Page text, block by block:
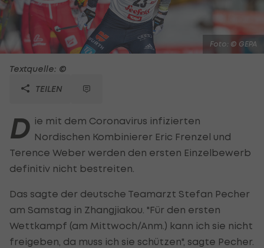
Foto: © GEPA
Textquelle: ©
TEILEN
D ie mit dem Coronavirus infizierten
Nordischen Kombinierer Eric Frenzel und
Terence Weber werden den ersten Einzelbewerb
definitiv nicht bestreiten.
Das sagte der deutsche Teamarzt Stefan Pecher
am Samstag in Zhangjiakou. "Für den ersten
Wettkampf (am Mittwoch/Anm.) kann ich sie nicht
freigeben, da muss ich sie schützen", sagte Pecher.